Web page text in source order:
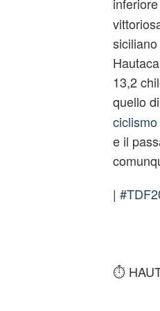
siciliano
13,2
quello di
ciclismo
e il
|
⏱︎